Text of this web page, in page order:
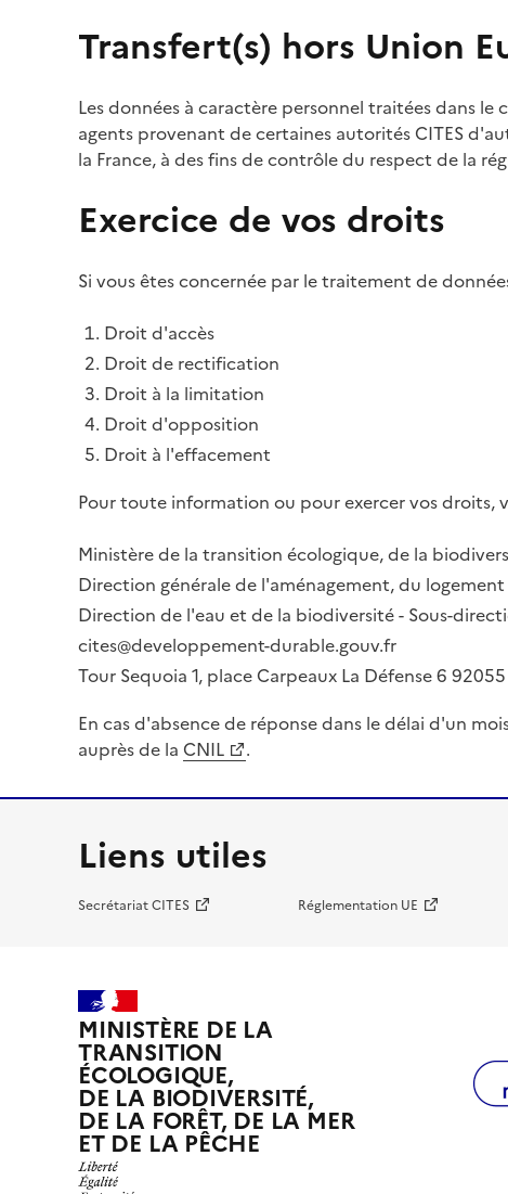
Transfert(s) hors Union
Les données à caractère personnel traitées dans
agents provenant de certaines autorités CITES
la France, à des fins de contrôle du respect de la
Exercice de vos droits
Si vous êtes concernée par le traitement de
Droit d'accès
Droit de rectification
Droit à la limitation
Droit d'opposition
Droit à l'effacement
Pour toute information ou pour exercer vos droits,
Ministère de la transition écologique, de la
Direction générale de l'aménagement, du
Direction de l'eau et de la biodiversité - Sous-
cites@developpement-durable.gouv.fr
Tour Sequoia 1, place Carpeaux La Défense 6
En cas d'absence de réponse dans le délai d'un
auprès de la CNIL .
Liens utiles
Secrétariat CITES Réglementation UE
MINISTÈRE DE LA
TRANSITION
ÉCOLOGIQUE,
DE LA BIODIVERSITÉ,
DE LA FORÊT, DE LA MER
ET DE LA PÊCHE